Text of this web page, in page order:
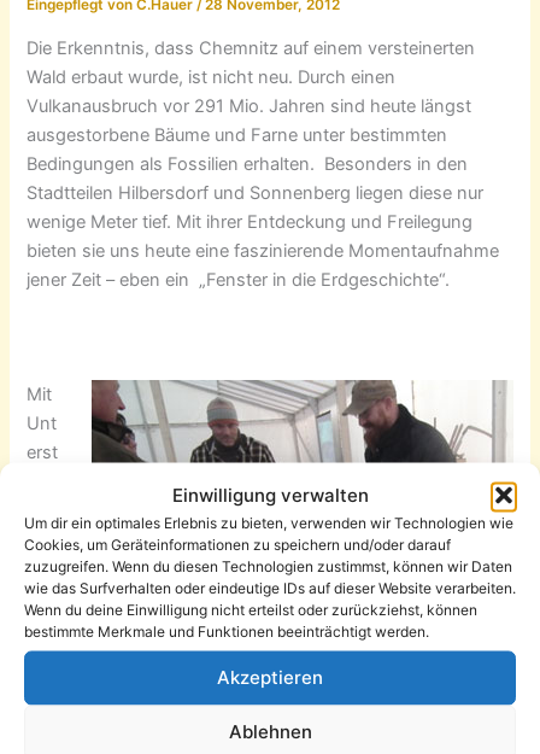
Einwilligung verwalten
Um dir ein optimales Erlebnis zu bieten, verwenden wir Technologien wie
Cookies, um Geräteinformationen zu speichern und/oder darauf
zuzugreifen. Wenn du diesen Technologien zustimmst, können wir Daten
wie das Surfverhalten oder eindeutige IDs auf dieser Website verarbeiten.
Wenn du deine Einwilligung nicht erteilst oder zurückziehst, können
bestimmte Merkmale und Funktionen beeinträchtigt werden.
Akzeptieren
Ablehnen
Eingepflegt von C.Hauer/28 November, 2012
Die Erkenntnis, dass Chemnitz auf einem versteinerten
Wald erbaut wurde, ist nicht neu. Durch einen
Vulkanausbruch vor 291 Mio. Jahren sind heute längst
ausgestorbene Bäume und Farne unter bestimmten
Bedingungen als Fossilien erhalten. Besonders in den
Stadtteilen Hilbersdorf und Sonnenberg liegen diese nur
wenige Meter tief. Mit ihrer Entdeckung und Freilegung
bieten sie uns heute eine faszinierende Momentaufnahme
jener Zeit – eben ein „Fenster in die Erdgeschichte“.
Mit
Unt
erst
von
Förd
ermi
tteln
der
päischen Union (EFRE) entsteht auf dem Areal des
ehemaligen Europa-Kino an der Glockenstraße eine